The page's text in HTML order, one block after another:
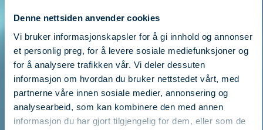
Denne nettsiden anvender cookies
Vi bruker informasjonskapsler for å gi innhold og annonser
et personlig preg, for å levere sosiale mediefunksjoner og
for å analysere trafikken vår. Vi deler dessuten
informasjon om hvordan du bruker nettstedet vårt, med
partnerne våre innen sosiale medier, annonsering og
analysearbeid, som kan kombinere den med annen
informasjon du har gjort tilgjengelig for dem, eller som de